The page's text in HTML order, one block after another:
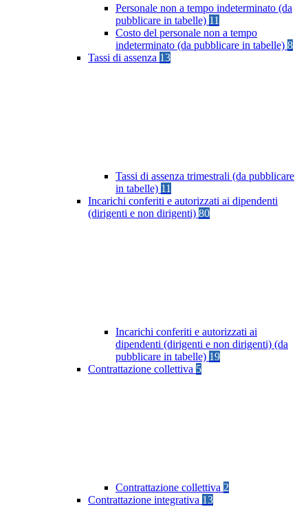
Personale non a tempo indeterminato (da
pubblicare in tabelle) 11
Costo del personale non a tempo
indeterminato (da pubblicare in tabelle) 8
Tassi di assenza 13
Tassi di assenza trimestrali (da pubblicare
in tabelle) 11
Incarichi conferiti e autorizzati ai dipendenti
(dirigenti e non dirigenti) 80
Incarichi conferiti e autorizzati ai
dipendenti (dirigenti e non dirigenti) (da
pubblicare in tabelle) 19
Contrattazione collettiva 5
Contrattazione collettiva 2
Contrattazione integrativa 13